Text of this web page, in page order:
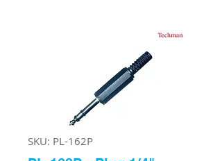
SKU: PL-162P